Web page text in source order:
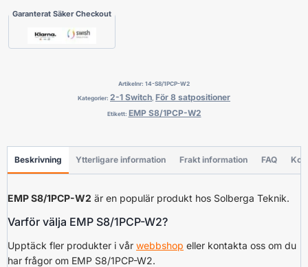
Garanterat Säker Checkout
Artikelnr: 14-S8/1PCP-W2
Kategorier: 2-1 Switch För 8 satpositioner
Etikett: EMP S8/1PCP-W2
Beskrivning Ytterligare information Frakt information FAQ
EMP S8/1PCP-W2 är en populär produkt hos Solberga Teknik.
Varför välja EMP S8/1PCP-W2?
Upptäck fler produkter i vår webbshop eller kontakta oss om du
har frågor om EMP S8/1PCP-W2.